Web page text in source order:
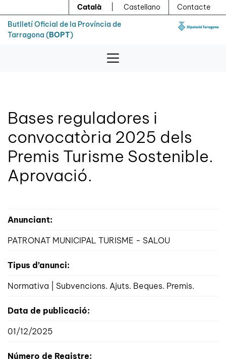
Català Castellano
Contacte
Butlletí Oficial de la Província de
Tarragona (BOPT)
Bases reguladores i
convocatòria 2025 dels
Premis Turisme Sostenible.
Aprovació.
Anunciant:
PATRONAT MUNICIPAL TURISME - SALOU
Tipus d’anunci:
Normativa | Subvencions. Ajuts. Beques. Premis.
Data de publicació:
01/12/2025
Número de Registre: